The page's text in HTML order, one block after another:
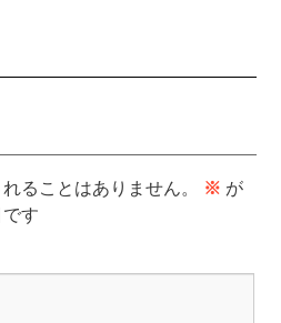
ることはありません。 ※ が
す